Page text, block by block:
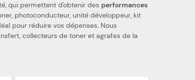
des pièces de qualité, qui permettent d'obtenir des performances
photoconducteur, unité développeur, kit
pour réduire vos dépenses. Nous